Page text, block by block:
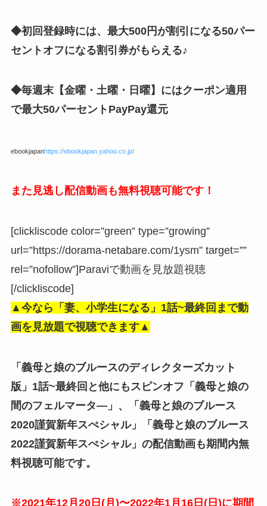
◆初回登録時には、最大500円が割引になる50パー
セントオフになる割引券がもらえる♪
◆毎週末【金曜・土曜・日曜】にはクーポン適用
で最大50パーセントPayPay還元
ebookjapanhttps://ebookjapan.yahoo.co.jp/
また見逃し配信動画も無料視聴可能です！
[clickliscode color=”green” type=”growing”
url=”https://dorama-netabare.com/1ysm” target=””
rel=”nofollow”]Paraviで動画を見放題視聴
[/clickliscode]
▲今なら「妻、小学生になる」 1話~最終回まで動
画を見放題で視聴できます▲
「義母と娘のブルースのディレクターズカット
版」1話~最終回と他にもスピンオフ「義母と娘の
間のフェルマータ―」、「義母と娘のブルース
2020謹賀新年スぺシャル」「義母と娘のブルース
2022謹賀新年スぺシャル」の配信動画も期間内無
料視聴可能です。
※2021年12月20日(月)〜2022年1月16日(日)に期間